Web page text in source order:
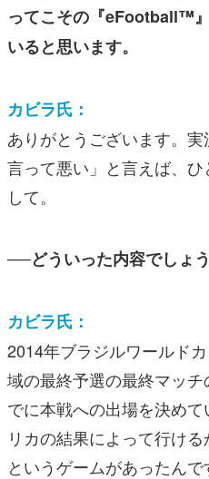
ってこその『eFootball™︎
いると思います。
カビラ氏：
ありがとうございます。実
言って悪い」と言えば、
して。
──どういった内容でしょ
カビラ氏：
2014年ブラジルワールド
域の最終予選の最終マッ
でに本戦への出場を決め
リカの結果によって行け
というゲームがあったん